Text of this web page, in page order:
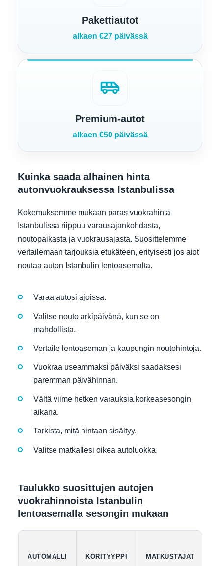
Pakettiautot
alkaen €27 päivässä
airport_shuttle
Premium-autot
alkaen €50 päivässä
Kuinka saada alhainen hinta
autonvuokrauksessa Istanbulissa
Kokemuksemme mukaan paras vuokrahinta
Istanbulissa riippuu varausajankohdasta,
noutopaikasta ja vuokrausajasta. Suosittelemme
vertailemaan tarjouksia etukäteen, erityisesti jos aiot
noutaa auton Istanbulin lentoasemalta.
Varaa autosi ajoissa.
Valitse nouto arkipäivänä, kun se on
mahdollista.
Vertaile lentoaseman ja kaupungin noutohintoja.
Vuokraa useammaksi päiväksi saadaksesi
paremman päivähinnan.
Vältä viime hetken varauksia korkeasesongin
aikana.
Tarkista, mitä hintaan sisältyy.
Valitse matkallesi oikea autoluokka.
Taulukko suosittujen autojen
vuokrahinnoista Istanbulin
lentoasemalla sesongin mukaan
AUTOMALLI KORITYYPPI MATKUSTAJAT